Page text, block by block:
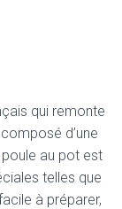
qui remonte
d’une
au pot est
telles que
à préparer,